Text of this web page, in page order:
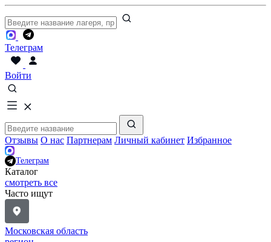
Телеграм
Войти
Отзывы О нас Партнерам Личный кабинет Избранное
Телеграм
Каталог
смотреть все
Часто ищут
Московская область